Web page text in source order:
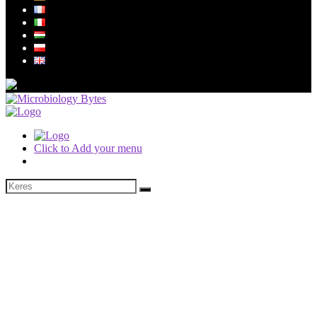
Click to Add your menu